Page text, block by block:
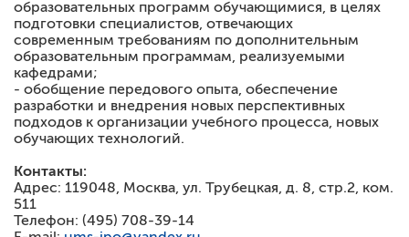
образовательных программ обучающимися, в целях
подготовки специалистов, отвечающих
современным требованиям по дополнительным
образовательным программам, реализуемыми
кафедрами;
- обобщение передового опыта, обеспечение
разработки и внедрения новых перспективных
подходов к организации учебного процесса, новых
обучающих технологий.
Контакты:
Адрес: 119048, Москва, ул. Трубецкая, д. 8, стр.2, ком.
511
Телефон: (495) 708-39-14